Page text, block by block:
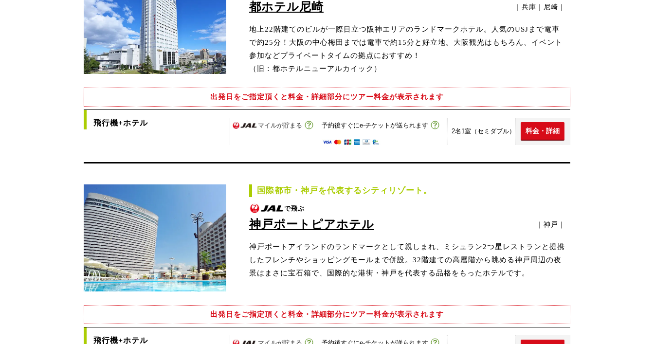
都ホテル尼崎 ｜兵庫｜尼崎｜
地上22階建てのビルが一際目立つ阪神エリアのランドマークホテル。人気のUSJまで電車
で約25分！大阪の中心梅田までは電車で約15分と好立地。大阪観光はもちろん、イベント
参加などプライベートタイムの拠点におすすめ！
（旧：都ホテルニューアルカイック）
出発日をご指定頂くと料金・詳細部分にツアー料金が表示されます
飛行機+ホテル マイルが貯まる
予約後すぐにe-チケットが送られます
2名1室（セミダブル）
料金・詳細
国際都市・神戸を代表するシティリゾート。
で飛ぶ
神戸ポートピアホテル ｜神戸｜
神戸ポートアイランドのランドマークとして親しまれ、ミシュラン2つ星レストランと提携
したフレンチやショッピングモールまで併設。32階建ての高層階から眺める神戸周辺の夜
景はまさに宝石箱で、国際的な港街・神戸を代表する品格をもったホテルです。
出発日をご指定頂くと料金・詳細部分にツアー料金が表示されます
飛行機+ホテル